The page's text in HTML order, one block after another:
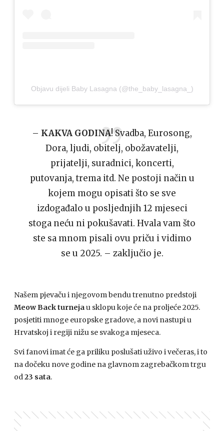
Objavu dijeli Baby Lasagna (@the_baby_lasagna_)
– KAKVA GODINA! Svadba, Eurosong,
Dora, ljudi, obitelj, obožavatelji,
prijatelji, suradnici, koncerti,
putovanja, trema itd. Ne postoji način u
kojem mogu opisati što se sve
izdogađalo u posljednjih 12 mjeseci
stoga neću ni pokušavati. Hvala vam što
ste sa mnom pisali ovu priču i vidimo
se u 2025. – zaključio je.
Našem pjevaču i njegovom bendu trenutno predstoji
Meow Back turnejau sklopu koje će na proljeće 2025.
posjetiti mnoge europske gradove, a novi nastupi u
Hrvatskoj i regiji nižu se svakoga mjeseca.
Svi fanovi imat će ga priliku poslušati uživo i večeras, i to
na dočeku nove godine na glavnom zagrebačkom trgu
od23 sata.